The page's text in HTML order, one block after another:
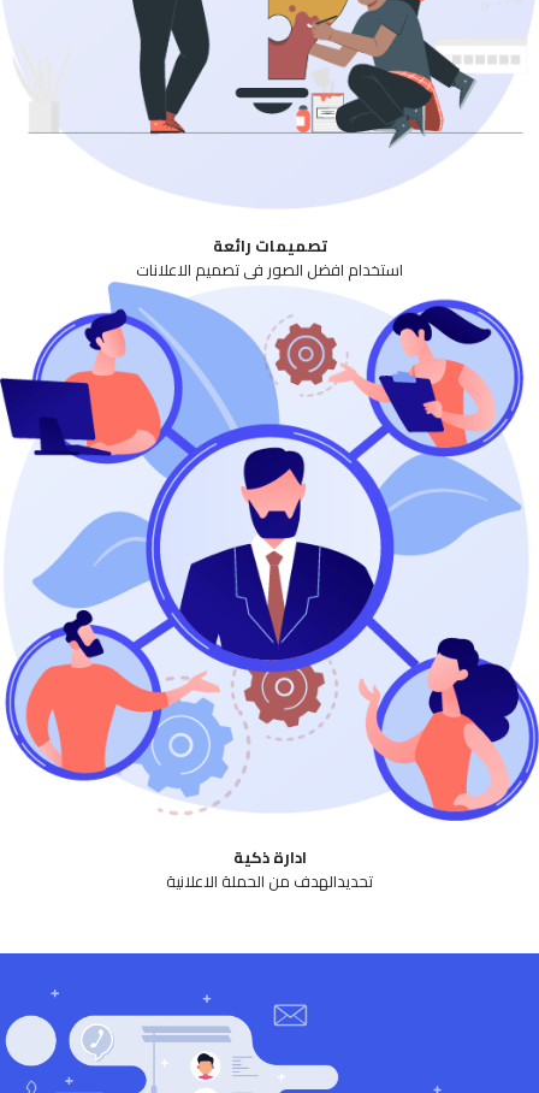
تصميمات رائعة
استخدام افضل الصور فى تصميم الاعلانات
ادارة ذكية
تحديدالهدف من الحملة الاعلانية